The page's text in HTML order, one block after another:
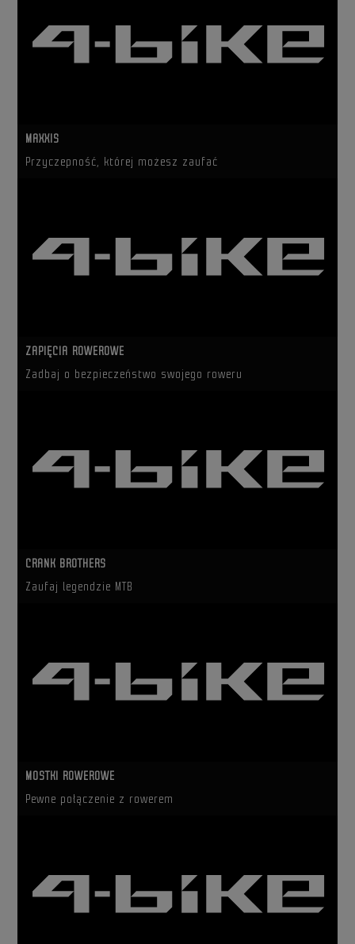
MAXXIS
Przyczepność, której możesz zaufać
ZAPIĘCIA ROWEROWE
Zadbaj o bezpieczeństwo swojego roweru
CRANK BROTHERS
Zaufaj legendzie MTB
MOSTKI ROWEROWE
Pewne połączenie z rowerem